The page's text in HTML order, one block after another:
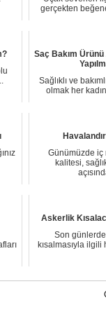
gerçekten
Saç Bakım Ürünü
Sağlıklı ve
olmak her
Günümüzde iç
kalitesi,
Askerlik
Son
kısalmasıyla ilgili